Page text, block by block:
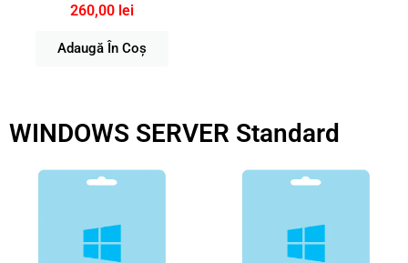
260,00 lei
Adaugă În Coș
WINDOWS SERVER Standard